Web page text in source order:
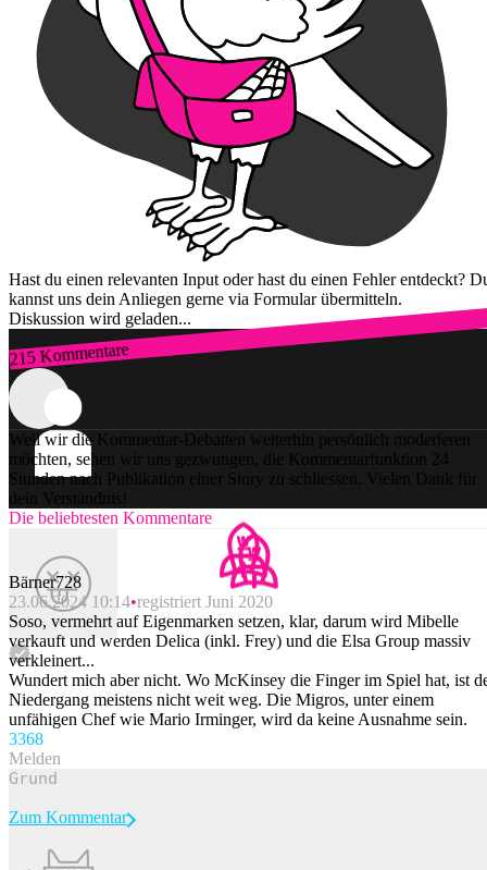
Hast du einen relevanten Input oder hast du einen Fehler entdeckt?
kannst uns dein Anliegen gerne via Formular übermitteln.
Diskussion wird geladen...
215 Kommentare
Zum Login
Weil wir die Kommentar-Debatten weiterhin persönlich moderieren
möchten, sehen wir uns gezwungen, die Kommentarfunktion 24
Stunden nach Publikation einer Story zu schliessen. Vielen Dank für
dein Verständnis!
Die beliebtesten Kommentare
Bärner728
23.06.2024 10:14 registriert Juni 2020
Soso, vermehrt auf Eigenmarken setzen, klar, darum wird Mibelle
verkauft und werden Delica (inkl. Frey) und die Elsa Group massiv
verkleinert...
Wundert mich aber nicht. Wo McKinsey die Finger im Spiel hat, ist
Niedergang meistens nicht weit weg. Die Migros, unter einem
unfähigen Chef wie Mario Irminger, wird da keine Ausnahme sein.
3368
Melden
Zum Kommentar